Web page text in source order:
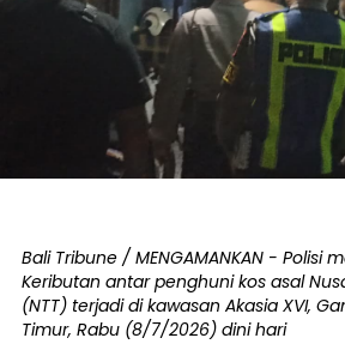
Bali Tribune / MENGAMANKAN - Polisi
Keributan antar penghuni kos asal
(NTT) terjadi di kawasan Akasia XVI,
Timur, Rabu (8/7/2026) dini hari